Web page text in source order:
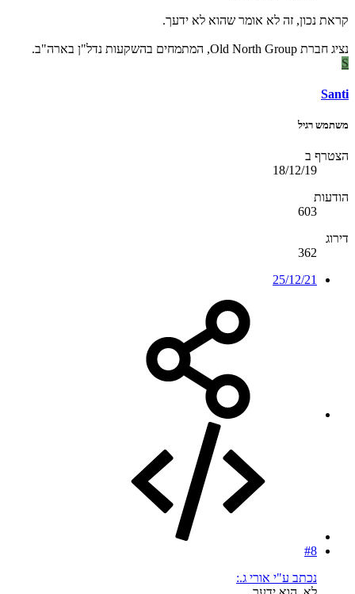
קראת נכון, זה לא אומר שהוא לא ידעך.
נציג חברת Old North Group, המתמחים בהשקעות נדל"ן בארה"ב.
S
Santi
משתמש רגיל
הצטרף ב
18/12/19
הודעות
603
דירוג
362
25/12/21
#8
נכתב ע"י אורי ג.: